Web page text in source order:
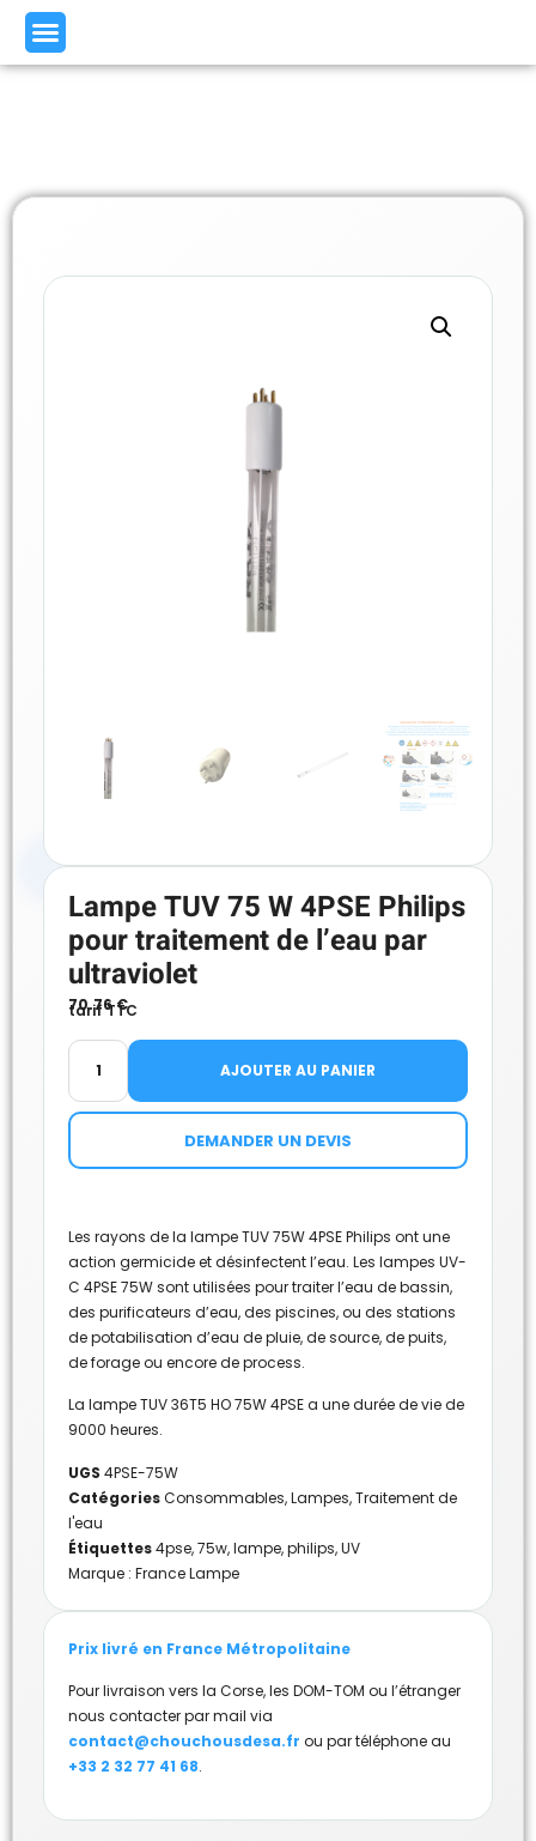
Lampe TUV 75 W 4PSE Philips
pour traitement de l’eau par
ultraviolet
70.76€
tarif TTC
AJOUTER AU PANIER
DEMANDER UN DEVIS
Les rayons de la lampe TUV 75W 4PSE Philips ont une
action germicide et désinfectent l’eau. Les lampes UV-
C 4PSE 75W sont utilisées pour traiter l’eau de bassin,
des purificateurs d’eau, des piscines, ou des stations
de potabilisation d’eau de pluie, de source, de puits,
de forage ou encore de process.
La lampe TUV 36T5 HO 75W 4PSE a une durée de vie de
9000 heures.
UGS 4PSE-75W
CatégoriesConsommables,Lampes,Traitement de
l'eau
Étiquettes4pse,75w,lampe,philips,UV
Marque : France Lampe
Prix livré en France Métropolitaine
Pour livraison vers la Corse, les DOM-TOM ou l’étranger
nous contacter par mail via
contact@chouchousdesa.fr ou par téléphone au
+33 2 32 77 41 68.